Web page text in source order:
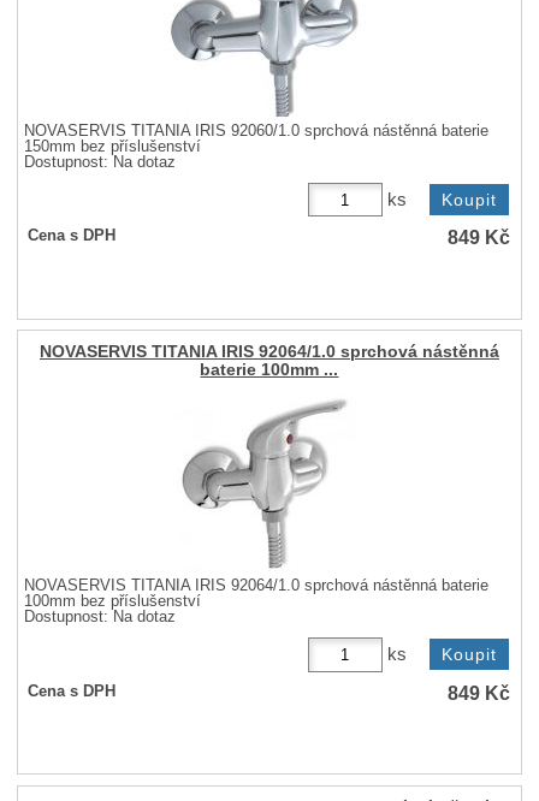
NOVASERVIS TITANIA IRIS 92060/1.0 sprchová nástěnná baterie
150mm bez příslušenství
Dostupnost: Na dotaz
ks
Cena s DPH 849 Kč
NOVASERVIS TITANIA IRIS 92064/1.0 sprchová nástěnná
baterie 100mm ...
NOVASERVIS TITANIA IRIS 92064/1.0 sprchová nástěnná baterie
100mm bez příslušenství
Dostupnost: Na dotaz
ks
Cena s DPH 849 Kč